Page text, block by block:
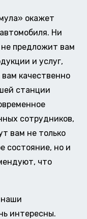
окажет
Ни
предложит вам
и услуг,
качественно
станции
сотрудников,
вам не только
состояние, но и
что
наши
интересны.